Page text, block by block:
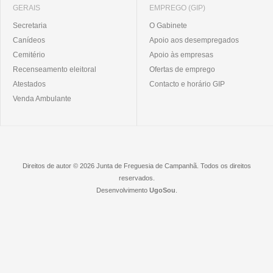
GERAIS
Secretaria
Canídeos
Cemitério
Recenseamento eleitoral
Atestados
Venda Ambulante
EMPREGO (GIP)
O Gabinete
Apoio aos desempregados
Apoio às empresas
Ofertas de emprego
Contacto e horário GIP
Direitos de autor © 2026 Junta de Freguesia de Campanhã. Todos os direitos
reservados.
Desenvolvimento UgoSou